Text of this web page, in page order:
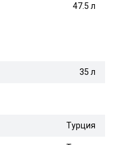
47.5 л
35 л
Турция